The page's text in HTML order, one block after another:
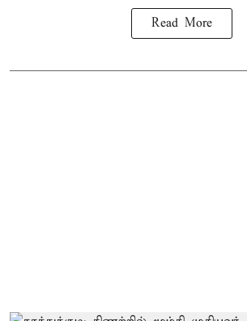
Read More